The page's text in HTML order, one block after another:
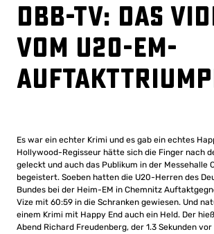
DBB-TV: Das
vom U20-EM-
Es war ein echter Krimi und es gab ein echtes
Hollywood-Regisseur hätte sich die Finger nach
geleckt und auch das Publikum in der Messehalle
begeistert. Soeben hatten die U20-Herren des
Bundes bei der Heim-EM in Chemnitz
Vize mit 60:59 in die Schranken gewiesen. Und
einem Krimi mit Happy End auch ein Held. Der
Abend Richard Freudenberg, der 1.3 Sekunden